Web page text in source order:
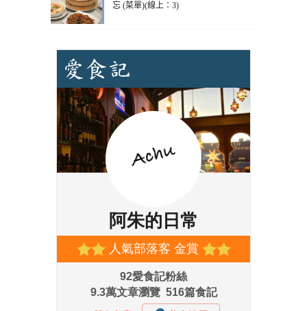
忘 (菜單)(線上：3)